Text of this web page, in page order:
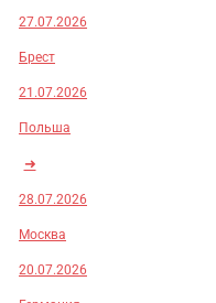
27.07.2026
Брест
21.07.2026
Польша
➜
28.07.2026
Москва
20.07.2026